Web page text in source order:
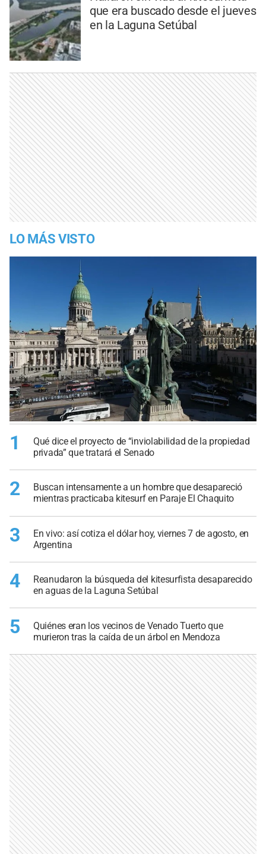
que era buscado desde el jueves
en la Laguna Setúbal
LO MÁS VISTO
1
Qué dice el proyecto de “inviolabilidad de la propiedad
privada” que tratará el Senado
2
Buscan intensamente a un hombre que desapareció
mientras practicaba kitesurf en Paraje El Chaquito
3
En vivo: así cotiza el dólar hoy, viernes 7 de agosto, en
Argentina
4
Reanudaron la búsqueda del kitesurfista desaparecido
en aguas de la Laguna Setúbal
5
Quiénes eran los vecinos de Venado Tuerto que
murieron tras la caída de un árbol en Mendoza